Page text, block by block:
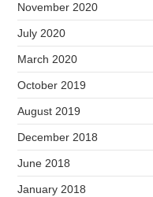
November 2020
July 2020
March 2020
October 2019
August 2019
December 2018
June 2018
January 2018